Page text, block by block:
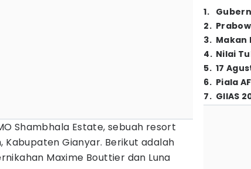
Shambhala Estate, sebuah resort
Kabupaten Gianyar. Berikut adalah
Maxime Bouttier dan Luna
1.
2.
3. Makan
4. Nilai
5. 17
6. Piala
7. GIIAS